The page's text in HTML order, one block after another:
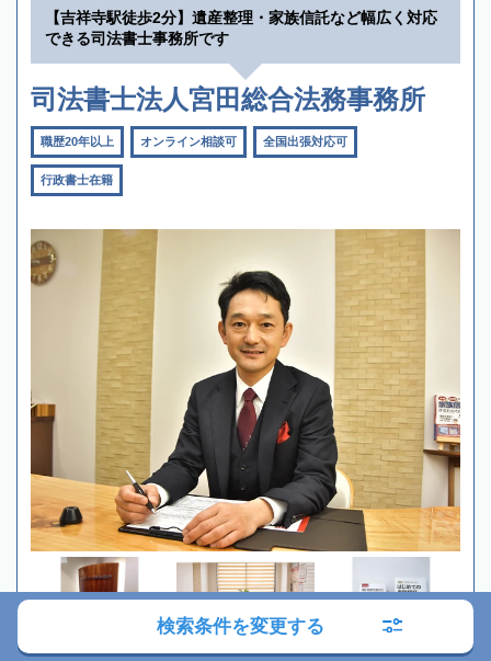
【吉祥寺駅徒歩2分】遺産整理・家族信託など幅広く対応
できる司法書士事務所です
司法書士法人宮田総合法務事務所
職歴20年以上 オンライン相談可 全国出張対応可
行政書士在籍
検索条件を変更する